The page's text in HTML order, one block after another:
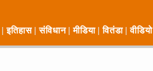
इतिहास संविधान मीडिया वितंडा वीडियो